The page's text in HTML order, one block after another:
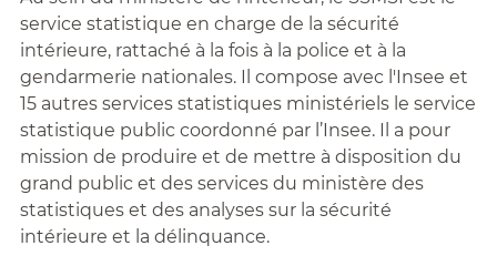
service statistique en charge de la sécurité
intérieure, rattaché à la fois à la police et à la
gendarmerie nationales. Il compose avec l'Insee et
15 autres services statistiques ministériels le service
statistique public coordonné par l’Insee. Il a pour
mission de produire et de mettre à disposition du
grand public et des services du ministère des
statistiques et des analyses sur la sécurité
intérieure et la délinquance.